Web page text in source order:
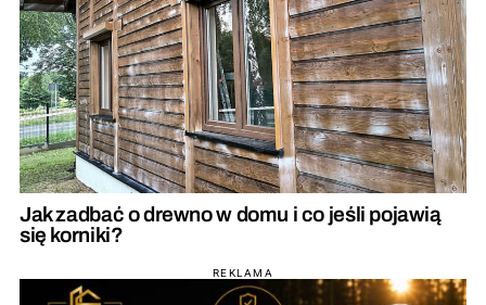
Jak zadbać o drewno w domu i co jeśli pojawią
się korniki?
REKLAMA